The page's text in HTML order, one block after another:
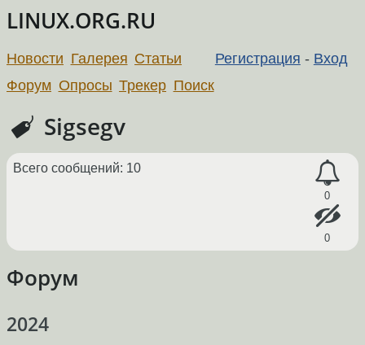
LINUX.ORG.RU
Регистрация - Вход
Новости Галерея Статьи
Форум Опросы Трекер Поиск
Sigsegv
0
0
Всего сообщений: 10
Форум
2024